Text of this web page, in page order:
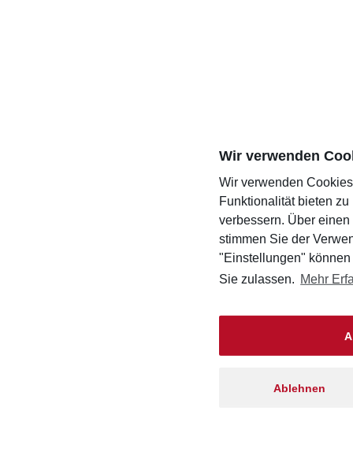
Wir verwenden
Wir verwenden
Funktionalität bieten
verbessern. Über
stimmen Sie der
"Einstellungen"
Sie zulassen. Mehr
Ablehnen